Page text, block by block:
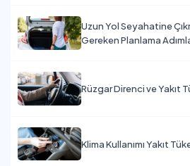
Uzun Yol Seyahatine
Gereken Planlama
Rüzgar Direnci ve Yakıt
Klima Kullanımı Yakıt